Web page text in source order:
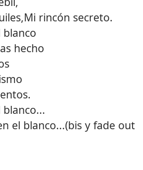
rincón secreto.
blanco
hecho
blanco...
el blanco...(bis y fade out